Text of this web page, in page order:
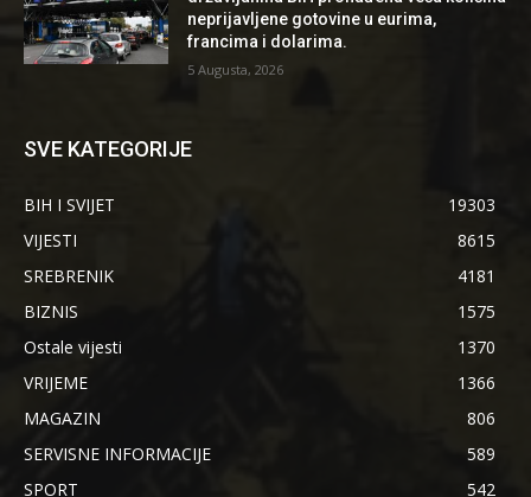
neprijavljene gotovine u eurima,
francima i dolarima.
5 Augusta, 2026
SVE KATEGORIJE
BIH I SVIJET
19303
VIJESTI
8615
SREBRENIK
4181
BIZNIS
1575
Ostale vijesti
1370
VRIJEME
1366
MAGAZIN
806
SERVISNE INFORMACIJE
589
SPORT
542